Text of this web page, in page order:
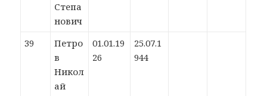
Степа
нович
39
Петро
в
Никол
ай
01.01.19
26
25.07.1
944